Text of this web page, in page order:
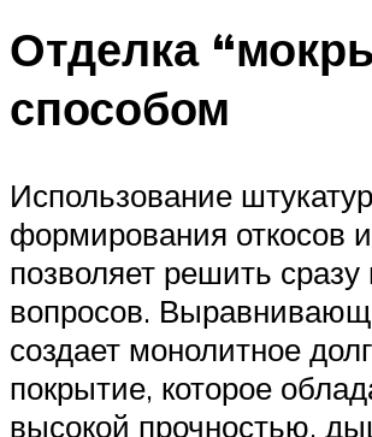
Отделка
способом
Использование
формирования откосов
позволяет решить сразу
вопросов.
создает монолитное
покрытие, которое
высокой прочностью,